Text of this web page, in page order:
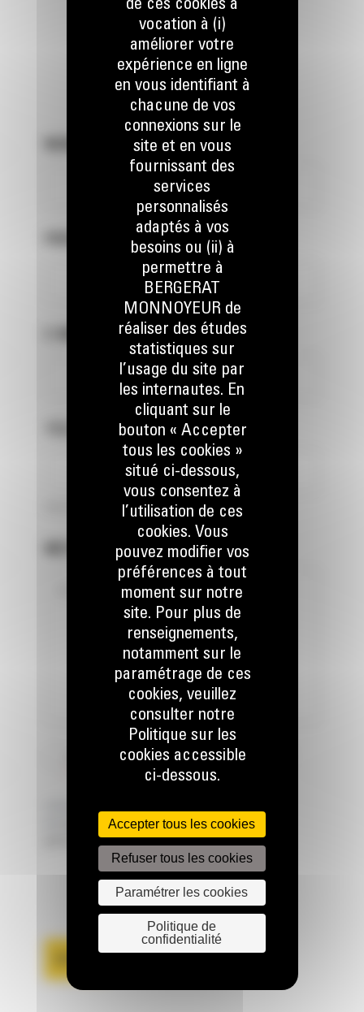
NOUS CONTACTER
TÉLÉPHONE MOBILE*
9 sur 9 Character(s) left
*
J'ACCEPTE LA POLITIQUE EN MATIÈRE DE VIE PRIVÉE
politique des données
personnelles.
de ces cookies a
vocation à (i)
améliorer votre
expérience en ligne
en vous identifiant à
chacune de vos
connexions sur le
site et en vous
fournissant des
services
personnalisés
adaptés à vos
besoins ou (ii) à
permettre à
BERGERAT
MONNOYEUR de
réaliser des études
statistiques sur
l’usage du site par
les internautes. En
cliquant sur le
bouton « Accepter
tous les cookies »
situé ci-dessous,
vous consentez à
l’utilisation de ces
cookies. Vous
pouvez modifier vos
préférences à tout
moment sur notre
site. Pour plus de
renseignements,
notamment sur le
paramétrage de ces
cookies, veuillez
consulter notre
Politique sur les
cookies accessible
ci-dessous.
Accepter tous les cookies
Refuser tous les cookies
Paramétrer les cookies
Politique de
confidentialité